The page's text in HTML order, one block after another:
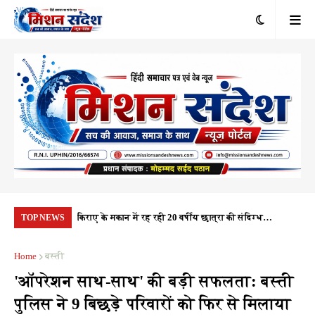
TOP NEWS
1.10 करोड़
किराए के मकान में रह रही 20 वर्षीय छात्रा की संदिग्ध
Home
बस्ती
'ऑपरेशन साथ-साथ' की बड़ी सफलता: बस्ती
पुलिस ने 9 बिछड़े परिवारों को फिर से मिलाया